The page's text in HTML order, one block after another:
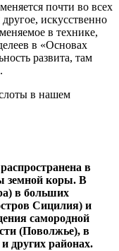
почти во всех
искусственно
в технике,
в «Основах
развита, там
в нашем
в
земной коры. В
в больших
Сицилия) и
самородной
(Поволжье), в
других районах.